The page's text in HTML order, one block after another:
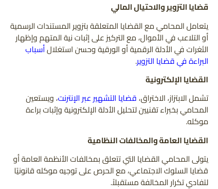
قضايا التزوير والاحتيال المالي
يتعامل المحامي مع القضايا المتعلقة بتزوير المستندات الرسمية
أو التلاعب في الأموال، مع التركيز على إثبات نية المتهم وإظهار
الثغرات في الأدلة الرقمية أو الورقية وحسن استغلالأسباب
البراءة في قضايا التزوير.
القضايا الإلكترونية
تشمل الابتزاز، الاختراق، قضايا التشهير عبر الإنترنت، ويستعين
المحامي بخبراء تقنيين لتحليل الأدلة الإلكترونية وإثبات براءة
موكله.
القضايا العامة والمخالفات النظامية
يتولى المحامي القضايا التي تتعلق بمخالفات الأنظمة العامة أو
قضايا السلوك الاجتماعي، مع الحرص على توجيه موكله قانونيًا
لتفادي تكرار المخالفة مستقبلاً.